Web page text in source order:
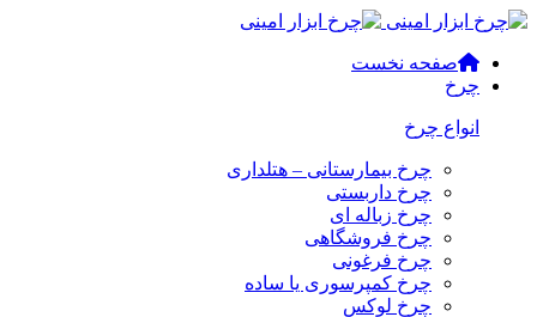
صفحه نخست
چرخ
انواع چرخ
چرخ بیمارستانی – هتلداری
چرخ داربستی
چرخ زباله ای
چرخ فروشگاهی
چرخ فرغونی
چرخ کمپرسوری یا ساده
چرخ لوکس